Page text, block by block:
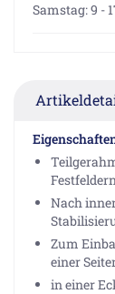
Samstag: 9 -
Nach
Zum
einer
in einer